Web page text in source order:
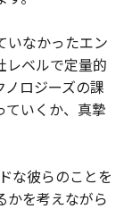
いなかったエン
レベルで定量的
ロジーズの課
ていくか、真摯
な彼らのことを
かを考えながら